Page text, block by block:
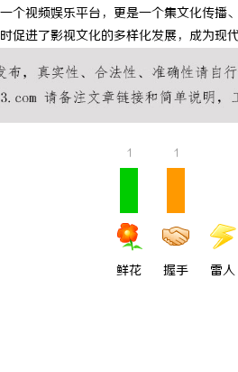
个视频娱乐平台，更是一个集文化传
促进了影视文化的多样化发展，成为现
1
鲜花
1
握手 雷人
新款手持式激光清洗机